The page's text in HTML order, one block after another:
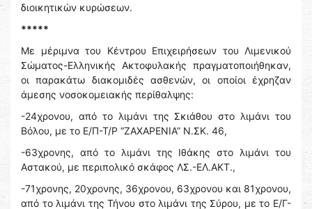
διοικητικών κυρώσεων.
*****
Με μέριμνα του Κέντρου Επιχειρήσεων του Λιμενικού
Σώματος-Ελληνικής Ακτοφυλακής πραγματοποιήθηκαν,
οι παρακάτω διακομιδές ασθενών, οι οποίοι έχρηζαν
άμεσης νοσοκομειακής περίθαλψης:
-24χρονου, από το λιμάνι της Σκιάθου στο λιμάνι του
Βόλου, με το Ε/Π-Τ/Ρ “ΖΑΧΑΡΕΝΙΑ” Ν.ΣΚ. 46,
-63χρονης, από το λιμάνι της Ιθάκης στο λιμάνι του
Αστακού, με περιπολικό σκάφος ΛΣ.-ΕΛ.ΑΚΤ.,
-71χρονης, 20χρονης, 36χρονου, 63χρονου και 81χρονου,
από το λιμάνι της Τήνου στο λιμάνι της Σύρου, με το Ε/Γ-